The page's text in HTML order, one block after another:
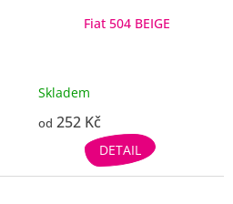
Fiat 504 BEIGE
Skladem
od 252 Kč
DETAIL